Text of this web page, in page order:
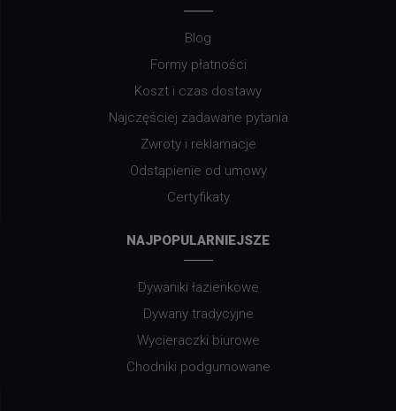
Blog
Formy płatności
Koszt i czas dostawy
Najczęściej zadawane pytania
Zwroty i reklamacje
Odstąpienie od umowy
Certyfikaty
NAJPOPULARNIEJSZE
Dywaniki łazienkowe
Dywany tradycyjne
Wycieraczki biurowe
Chodniki podgumowane